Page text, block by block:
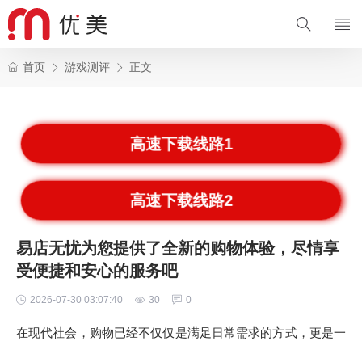
首页 游戏测评 正文
高速下载线路1
高速下载线路2
易店无忧为您提供了全新的购物体验，尽情享
受便捷和安心的服务吧
2026-07-30 03:07:40 30 0
在现代社会，购物已经不仅仅是满足日常需求的方式，更是一